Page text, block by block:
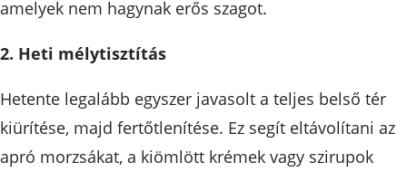
amelyek nem hagynak erős szagot.
2. Heti mélytisztítás
Hetente legalább egyszer javasolt a teljes belső tér
kiürítése, majd fertőtlenítése. Ez segít eltávolítani az
apró morzsákat, a kiömlött krémek vagy szirupok